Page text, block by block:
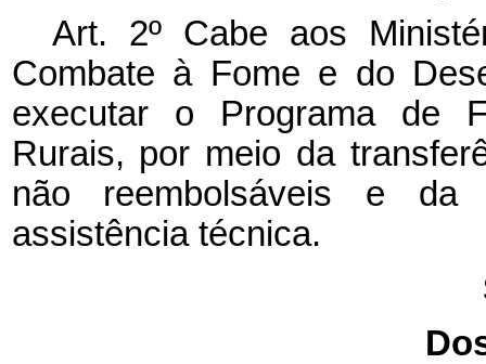
Art. 2º Cabe aos
Combate à Fome e do
executar o Programa de
Rurais, por meio da
não reembolsáveis e da
assistência técnica.